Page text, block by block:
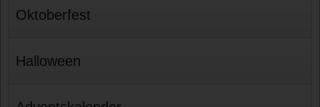
Oktoberfest
Halloween